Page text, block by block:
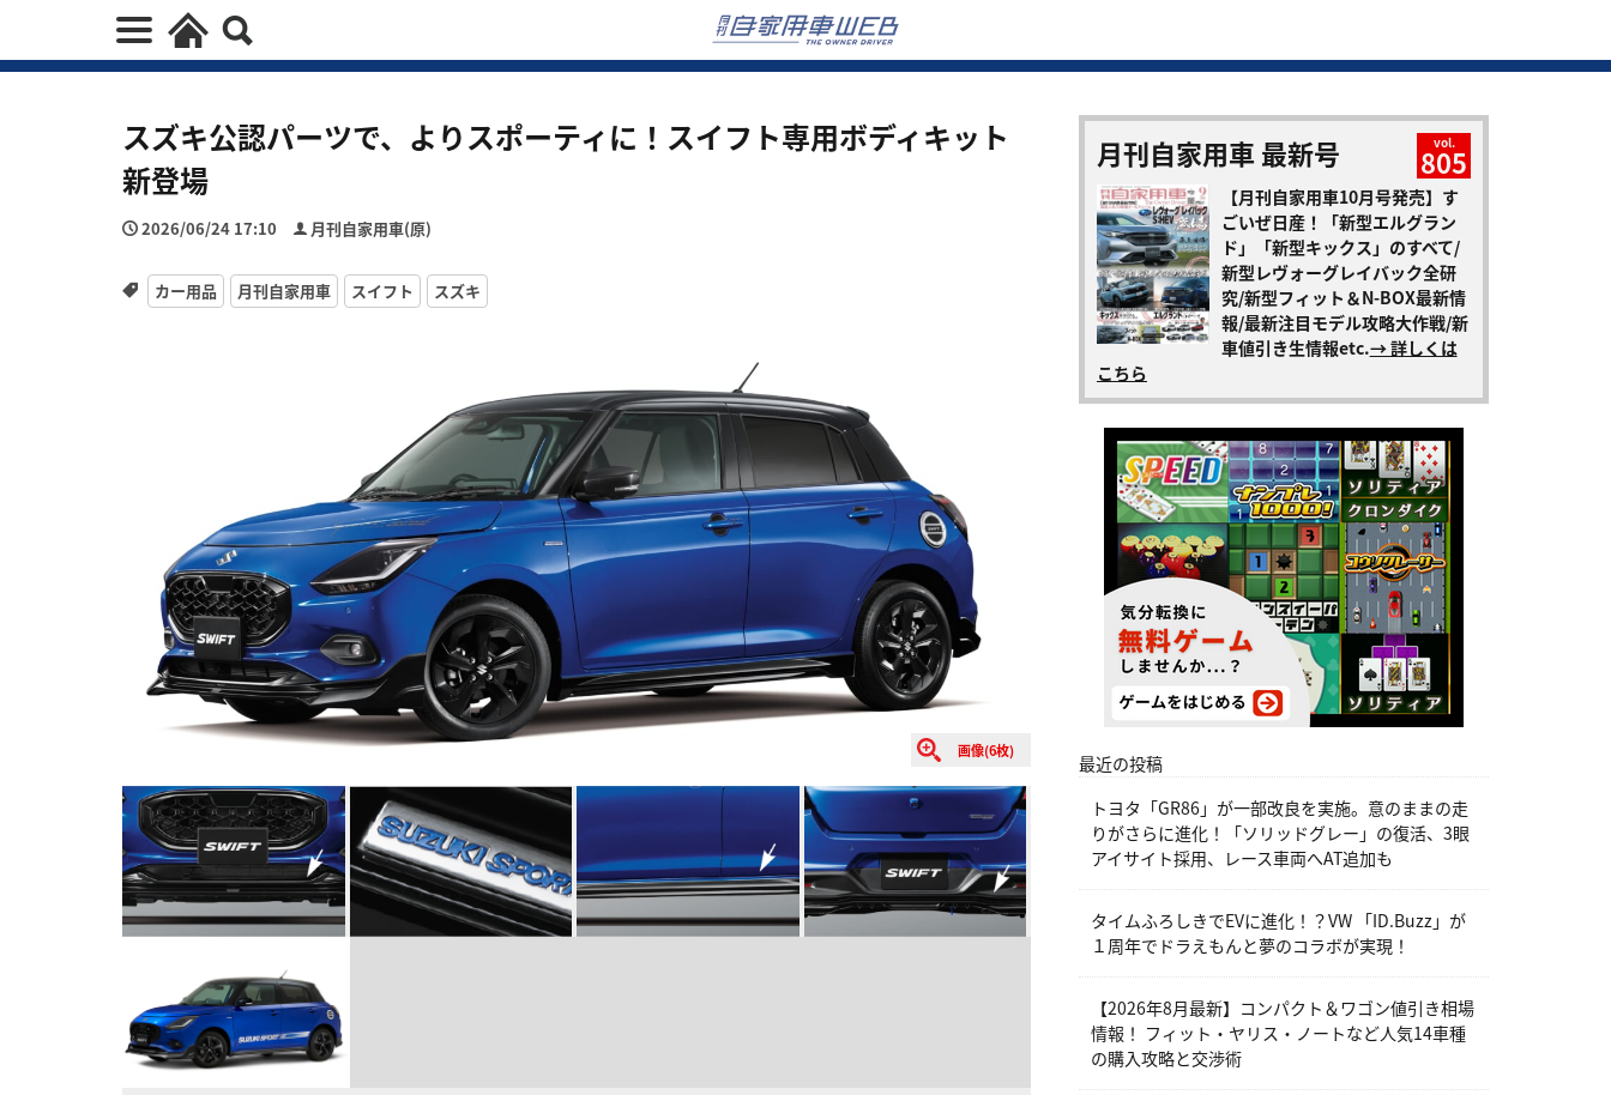
スズキ公認パーツで、よりスポーティに！スイフト専用ボディキット
新登場
2026/06/24 17:10 月刊自家用車(原)
カー用品 月刊自家用車 スイフト スズキ
画像(6枚)
月刊自家用車 最新号 vol.
805
【月刊自家用車10月号発売】す
ごいぜ日産！「新型エルグラン
ド」「新型キックス」のすべて/
新型レヴォーグレイバック全研
究/新型フィット＆N-BOX最新情
報/最新注目モデル攻略大作戦/新
車値引き生情報etc.→ 詳しくは
こちら
最近の投稿
トヨタ「GR86」が一部改良を実施。意のままの走
りがさらに進化！「ソリッドグレー」の復活、3眼
アイサイト採用、レース車両へAT追加も
タイムふろしきでEVに進化！？VW 「ID.Buzz」が
１周年でドラえもんと夢のコラボが実現！
【2026年8月最新】コンパクト＆ワゴン値引き相場
情報！ フィット・ヤリス・ノートなど人気14車種
の購入攻略と交渉術